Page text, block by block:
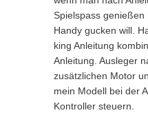
Spielspass
Handy gucken will.
king Anleitung
Anleitung. Ausleger
zusätzlichen Motor
mein Modell bei der
Kontroller steuern.